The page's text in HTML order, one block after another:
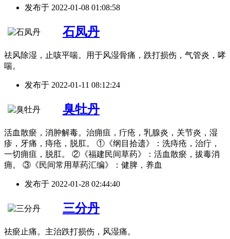
发布于 2022-01-08 01:08:58
石凤丹
祛风除湿，止咳平喘。用于风湿骨痛，跌打损伤，气管炎，哮
喘。
发布于 2022-01-11 08:12:24
臭牡丹
活血散瘀，消肿解毒。治痈疽，疔疮，乳腺炎，关节炎，湿
疹，牙痛，痔疮，脱肛。 ①《纲目拾遗》：洗痔疮，治疔，
一切痈疽，脱肛。 ②《福建民间草药》：活血散瘀，拔毒消
痈。 ③《民间常用草药汇编》：健脾，养血
发布于 2022-01-28 02:44:40
三分丹
祛瘀止痛。主治跌打损伤，风湿痛。